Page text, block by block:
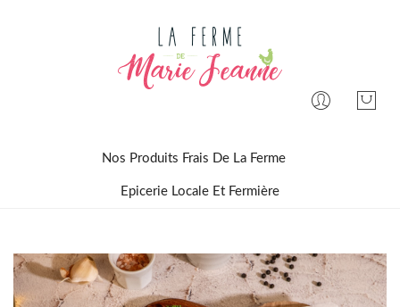
Nos Produits Frais De La Ferme
Epicerie Locale Et Fermière